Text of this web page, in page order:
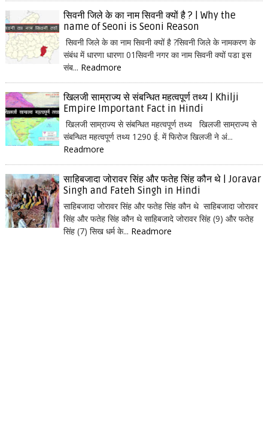
सिवनी जिले के का नाम सिवनी क्यों है ? | Why the
name of Seoni is Seoni Reason
सिवनी जिले के का नाम सिवनी क्यों है ?सिवनी जिले के नामकरण के
संबंध में धारणा धारणा 01सिवनी नगर का नाम सिवनी क्यों पडा इस
संब... Readmore
खिलजी साम्राज्य से संबन्धित महत्वपूर्ण तथ्य | Khilji
Empire Important Fact in Hindi
खिलजी साम्राज्य से संबन्धित महत्वपूर्ण तथ्य खिलजी साम्राज्य से
संबन्धित महत्वपूर्ण तथ्य 1290 ई. में फिरोज खिलजी ने अं...
Readmore
साहिबजादा जोरावर सिंह और फतेह सिंह कौन थे | Joravar
Singh and Fateh Singh in Hindi
साहिबजादा जोरावर सिंह और फतेह सिंह कौन थे साहिबजादा जोरावर
सिंह और फतेह सिंह कौन थे साहिबजादे जोरावर सिंह (9) और फतेह
सिंह (7) सिख धर्म के... Readmore